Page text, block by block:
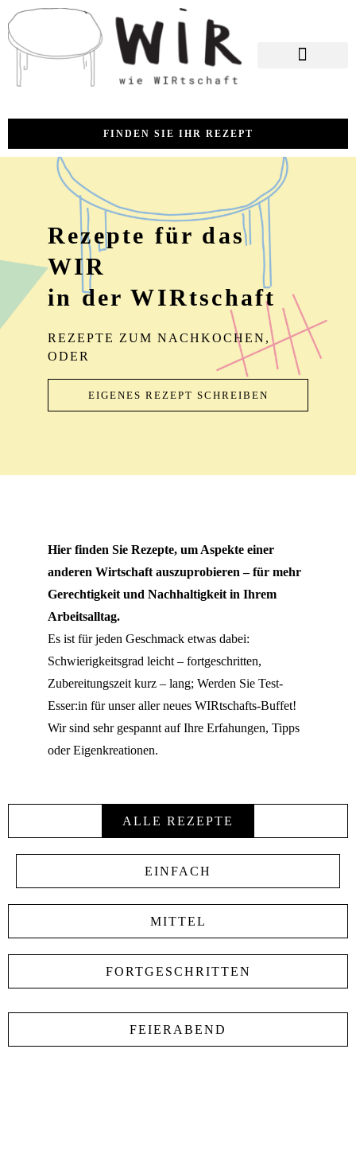
FINDEN SIE IHR REZEPT
Rezepte für das
WIR
in der WIRtschaft
REZEPTE ZUM NACHKOCHEN,
ODER
EIGENES REZEPT SCHREIBEN
Hier finden Sie Rezepte, um Aspekte einer
anderen Wirtschaft auszuprobieren – für mehr
Gerechtigkeit und Nachhaltigkeit in Ihrem
Arbeitsalltag.
Es ist für jeden Geschmack etwas dabei:
Schwierigkeitsgrad leicht – fortgeschritten,
Zubereitungszeit kurz – lang; Werden Sie Test-
Esser:in für unser aller neues WIRtschafts-Buffet!
Wir sind sehr gespannt auf Ihre Erfahungen, Tipps
oder Eigenkreationen.
ALLE REZEPTE
EINFACH
MITTEL
FORTGESCHRITTEN
FEIERABEND